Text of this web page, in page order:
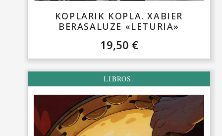
KOPLARIK KOPLA. XABIER
BERASALUZE «LETURIA»
19,50 €
LIBROS.